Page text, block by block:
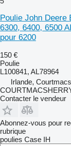
Poulie John Deere
6300, 6400, 6500
pour 6200
150 €
Poulie
L100841, AL78964
Irlande,
Contacter le vendeur
Abonnez-vous pour
rubrique
poulies Case IH